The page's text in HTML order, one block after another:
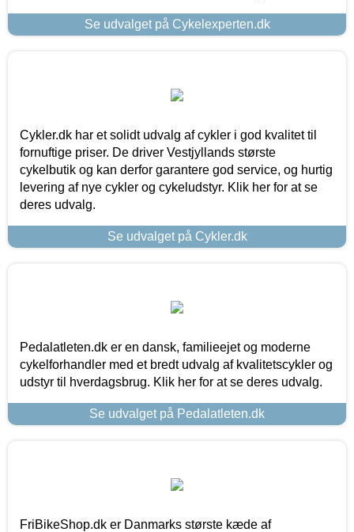
Se udvalget på Cykelexperten.dk
Cykler.dk har et solidt udvalg af cykler i god kvalitet til
fornuftige priser. De driver Vestjyllands største
cykelbutik og kan derfor garantere god service, og hurtig
levering af nye cykler og cykeludstyr. Klik her for at se
deres udvalg.
Se udvalget på Cykler.dk
Pedalatleten.dk er en dansk, familieejet og moderne
cykelforhandler med et bredt udvalg af kvalitetscykler og
udstyr til hverdagsbrug. Klik her for at se deres udvalg.
Se udvalget på Pedalatleten.dk
FriBikeShop.dk er Danmarks største kæde af